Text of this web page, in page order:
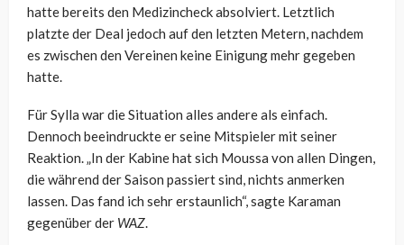
hatte bereits den Medizincheck absolviert. Letztlich
platzte der Deal jedoch auf den letzten Metern, nachdem
es zwischen den Vereinen keine Einigung mehr gegeben
hatte.
Für Sylla war die Situation alles andere als einfach.
Dennoch beeindruckte er seine Mitspieler mit seiner
Reaktion. „In der Kabine hat sich Moussa von allen Dingen,
die während der Saison passiert sind, nichts anmerken
lassen. Das fand ich sehr erstaunlich“, sagte Karaman
gegenüber der WAZ.